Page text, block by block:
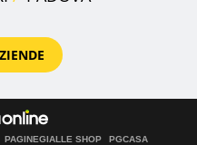
PAGINEGIALLE SHOP
PGCASA